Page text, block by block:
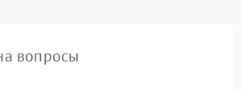
вопросы